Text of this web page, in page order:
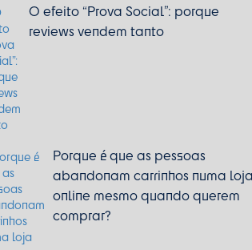
O efeito “Prova Social”: porque
reviews vendem tanto
Porque é que as pessoas
abandonam carrinhos numa loja
online mesmo quando querem
comprar?